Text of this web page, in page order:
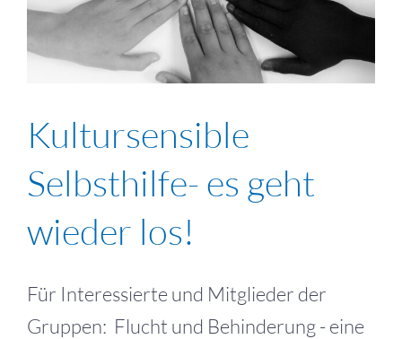
Kultursensible
Selbsthilfe- es geht
wieder los!
Für Interessierte und Mitglieder der
Gruppen: Flucht und Behinderung - eine